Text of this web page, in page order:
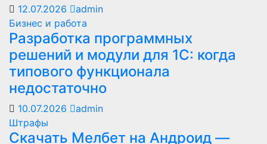
12.07.2026
admin
Бизнес и работа
Разработка программных
решений и модули для 1С: когда
типового функционала
недостаточно
10.07.2026
admin
Штрафы
Скачать Мелбет на Андроид —